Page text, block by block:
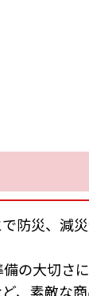
防災、減
の大切さ
、素敵な